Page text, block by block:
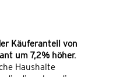
Käuferanteil von
um 7,2% höher.
Haushalte